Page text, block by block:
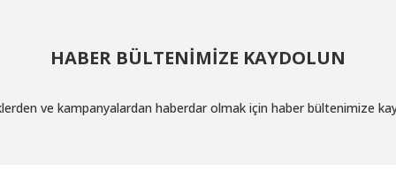
HABER BÜLTENİMİZE KAYDOLUN
ve kampanyalardan haberdar olmak için haber bültenimize